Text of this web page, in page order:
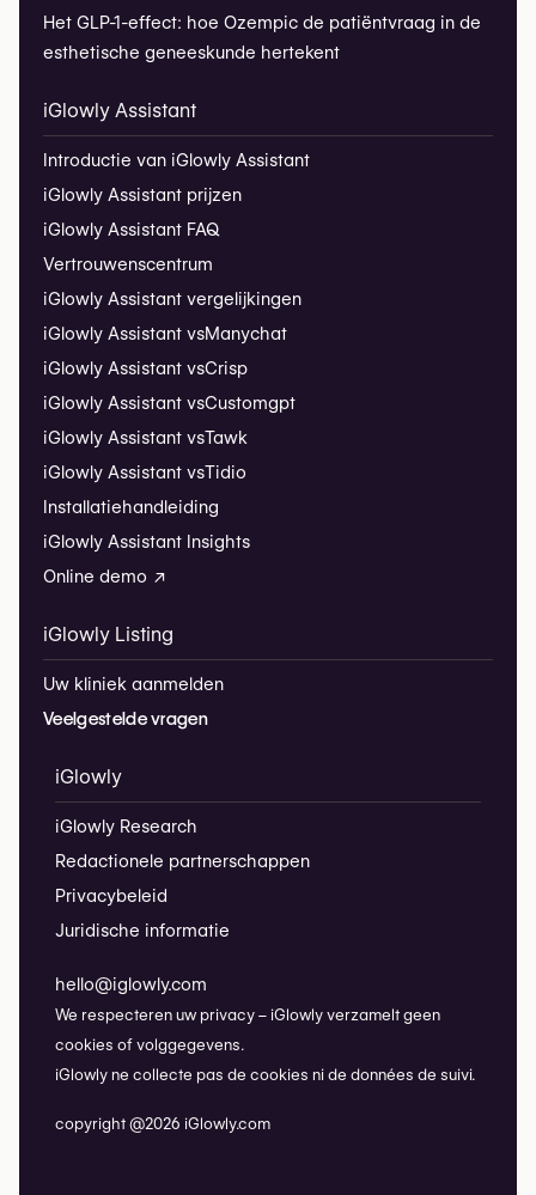
Het GLP-1-effect: hoe Ozempic de patiëntvraag in de
esthetische geneeskunde hertekent
iGlowly Assistant
Introductie van iGlowly Assistant
iGlowly Assistant prijzen
iGlowly Assistant FAQ
Vertrouwenscentrum
iGlowly Assistant vergelijkingen
iGlowly Assistant vsManychat
iGlowly Assistant vsCrisp
iGlowly Assistant vsCustomgpt
iGlowly Assistant vsTawk
iGlowly Assistant vsTidio
Installatiehandleiding
iGlowly Assistant Insights
Online demo ↗
iGlowly Listing
Uw kliniek aanmelden
Veelgestelde vragen
iGlowly
iGlowly Research
Redactionele partnerschappen
Privacybeleid
Juridische informatie
hello@iglowly.com
We respecteren uw privacy – iGlowly verzamelt geen
cookies of volggegevens.
iGlowly ne collecte pas de cookies ni de données de suivi.
copyright @2026 iGlowly.com